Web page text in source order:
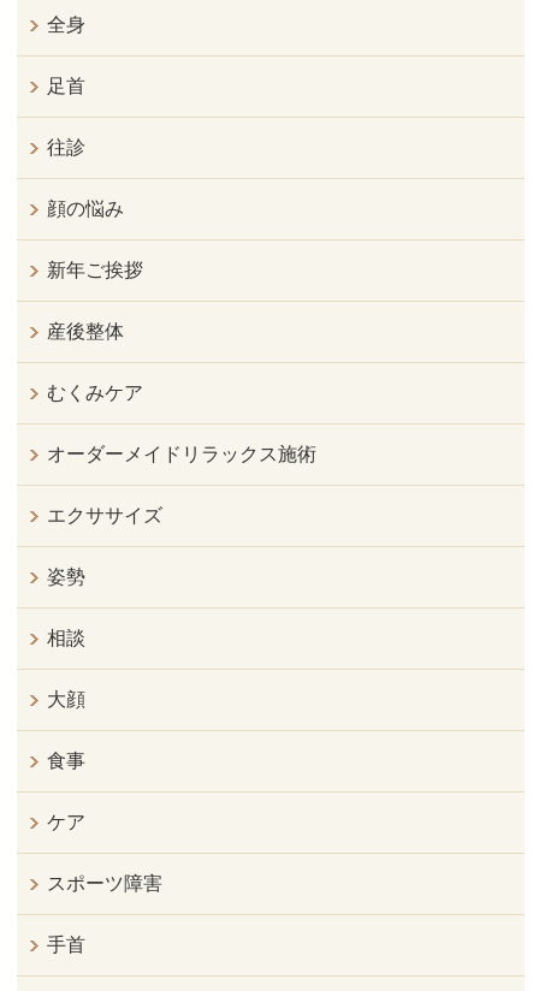
全身
足首
往診
顔の悩み
新年ご挨拶
産後整体
むくみケア
オーダーメイドリラックス施術
エクササイズ
姿勢
相談
大顔
食事
ケア
スポーツ障害
手首